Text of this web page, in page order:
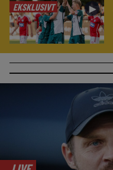
EKSKLUSIVT ►